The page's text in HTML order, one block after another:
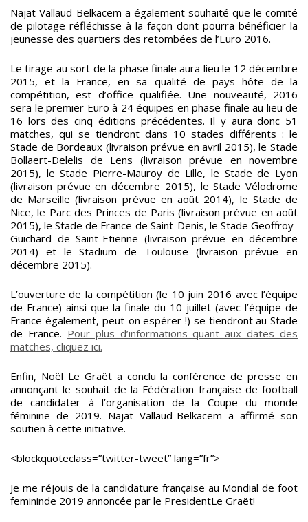
Najat Vallaud-Belkacem a également souhaité que le comité
de pilotage réfléchisse à la façon dont pourra bénéficier la
jeunesse des quartiers des retombées de l’Euro 2016.
Le tirage au sort de la phase finale aura lieu le 12 décembre
2015, et la France, en sa qualité de pays hôte de la
compétition, est d’office qualifiée. Une nouveauté, 2016
sera le premier Euro à 24 équipes en phase finale au lieu de
16 lors des cinq éditions précédentes. Il y aura donc 51
matches, qui se tiendront dans 10 stades différents : le
Stade de Bordeaux (livraison prévue en avril 2015), le Stade
Bollaert-Delelis de Lens (livraison prévue en novembre
2015), le Stade Pierre-Mauroy de Lille, le Stade de Lyon
(livraison prévue en décembre 2015), le Stade Vélodrome
de Marseille (livraison prévue en août 2014), le Stade de
Nice, le Parc des Princes de Paris (livraison prévue en août
2015), le Stade de France de Saint-Denis, le Stade Geoffroy-
Guichard de Saint-Etienne (livraison prévue en décembre
2014) et le Stadium de Toulouse (livraison prévue en
décembre 2015).
L’ouverture de la compétition (le 10 juin 2016 avec l’équipe
de France) ainsi que la finale du 10 juillet (avec l’équipe de
France également, peut-on espérer !) se tiendront au Stade
de France. Pour plus d’informations quant aux dates des
matches, cliquez ici.
Enfin, Noël Le Graët a conclu la conférence de presse en
annonçant le souhait de la Fédération française de football
de candidater à l’organisation de la Coupe du monde
féminine de 2019. Najat Vallaud-Belkacem a affirmé son
soutien à cette initiative.
<blockquoteclass=”twitter-tweet” lang=”fr”>
Je me réjouis de la candidature française au Mondial de foot
femininde 2019 annoncée par le PresidentLe Graët!